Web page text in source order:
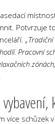
Potvrzuje
Pracovní
více schůzek